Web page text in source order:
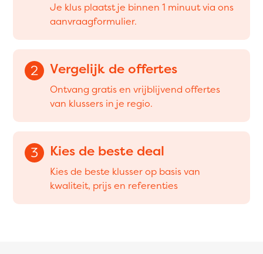
Je klus plaatst je binnen 1 minuut via ons
aanvraagformulier.
2 Vergelijk de offertes
Ontvang gratis en vrijblijvend offertes
van klussers in je regio.
3 Kies de beste deal
Kies de beste klusser op basis van
kwaliteit, prijs en referenties